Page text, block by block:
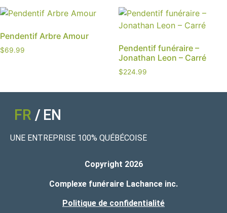
Pendentif Arbre Amour
$69.99
Pendentif funéraire –
Jonathan Leon – Carré
$224.99
FR EN
UNE ENTREPRISE 100% QUÉBÉCOISE
Copyright 2026
Complexe funéraire Lachance inc.
Politique de confidentialité